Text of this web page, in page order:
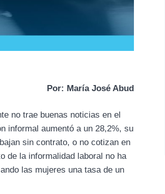
Por: María José Abud
no trae buenas noticias en el
informal aumentó a un 28,2%, su
sin contrato, o no cotizan en
de la informalidad laboral no ha
las mujeres una tasa de un